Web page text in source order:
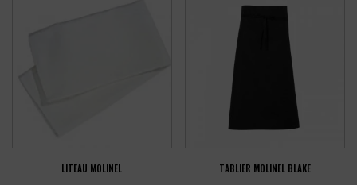
LITEAU MOLINEL TABLIER MOLINEL BLAKE